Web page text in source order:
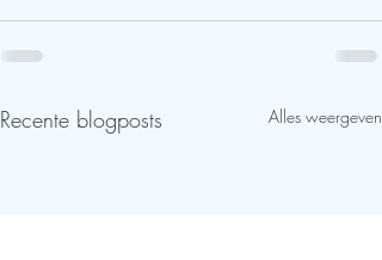
Recente blogposts Alles weergeven